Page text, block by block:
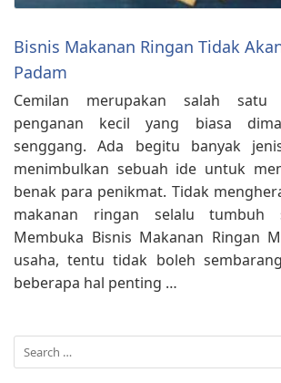
Bisnis Makanan Ringan Tidak
Padam
Cemilan merupakan salah
penganan kecil yang biasa
senggang. Ada begitu banyak
menimbulkan sebuah ide untuk
benak para penikmat. Tidak
makanan ringan selalu tumbuh
Membuka Bisnis Makanan Ringan
usaha, tentu tidak boleh
beberapa hal penting …
Search
for: